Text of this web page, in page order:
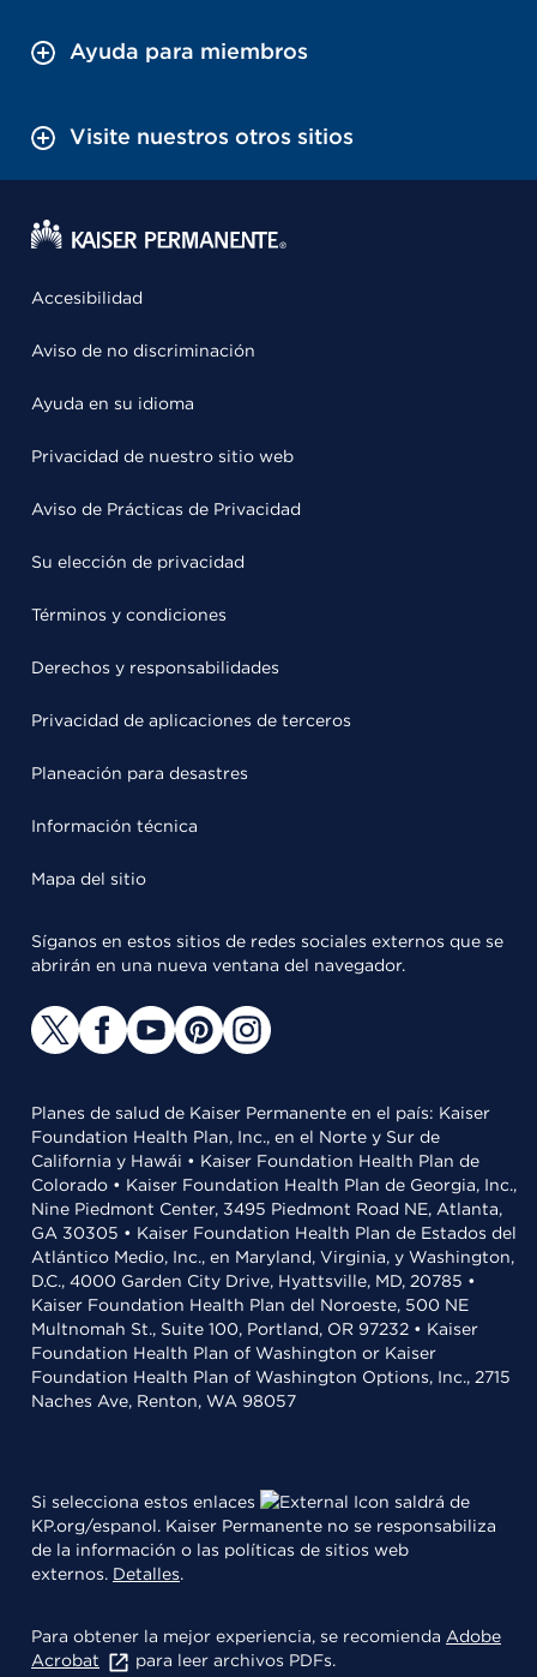
Ayuda para miembros
Visite nuestros otros sitios
Accesibilidad
Aviso de no discriminación
Ayuda en su idioma
Privacidad de nuestro sitio web
Aviso de Prácticas de Privacidad
Su elección de privacidad
Términos y condiciones
Derechos y responsabilidades
Privacidad de aplicaciones de terceros
Planeación para desastres
Información técnica
Mapa del sitio
Síganos en estos sitios de redes sociales externos que se
abrirán en una nueva ventana del navegador.
Planes de salud de Kaiser Permanente en el país: Kaiser
Foundation Health Plan, Inc., en el Norte y Sur de
California y Hawái • Kaiser Foundation Health Plan de
Colorado • Kaiser Foundation Health Plan de Georgia, Inc.,
Nine Piedmont Center, 3495 Piedmont Road NE, Atlanta,
GA 30305 • Kaiser Foundation Health Plan de Estados del
Atlántico Medio, Inc., en Maryland, Virginia, y Washington,
D.C., 4000 Garden City Drive, Hyattsville, MD, 20785 •
Kaiser Foundation Health Plan del Noroeste, 500 NE
Multnomah St., Suite 100, Portland, OR 97232 • Kaiser
Foundation Health Plan of Washington or Kaiser
Foundation Health Plan of Washington Options, Inc., 2715
Naches Ave, Renton, WA 98057
Si selecciona estos enlaces
saldrá de
KP.org/espanol. Kaiser Permanente no se responsabiliza
de la información o las políticas de sitios web
externos. Detalles.
Para obtener la mejor experiencia, se recomienda Adobe
Acrobat
para leer archivos PDFs.